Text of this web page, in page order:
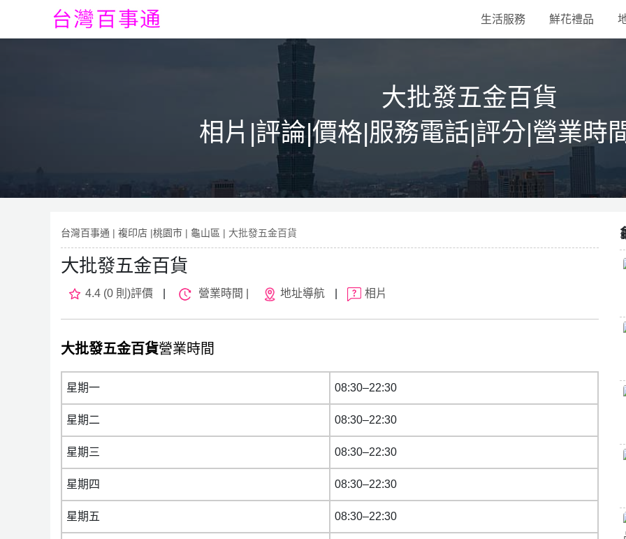
生活服務 鮮花禮品
大批發五金百貨
相片|評論|價格|服務電話|評分|營業時
台灣百事通 | 複印店 |桃園市 | 龜山區 | 大批發五金百貨
大批發五金百貨
4.4 (0 則)評價 營業時間 | 地址導航 相片
大批發五金百貨營業時間
星期一 08:30–22:30
星期二 08:30–22:30
星期三 08:30–22:30
星期四 08:30–22:30
星期五 08:30–22:30